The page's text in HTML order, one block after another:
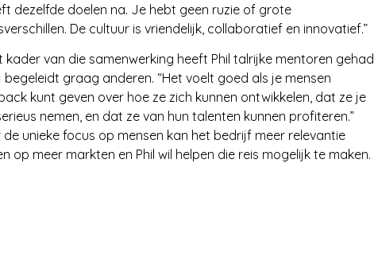
dezelfde doelen na. Je hebt geen ruzie of grote
De cultuur is vriendelijk, collaboratief en innovatief.”
kader van die samenwerking heeft Phil talrijke mentoren gehad
begeleidt graag anderen. “Het voelt goed als je mensen
kunt geven over hoe ze zich kunnen ontwikkelen, dat ze je
nemen, en dat ze van hun talenten kunnen profiteren.”
de unieke focus op mensen kan het bedrijf meer relevantie
op meer markten en Phil wil helpen die reis mogelijk te maken.